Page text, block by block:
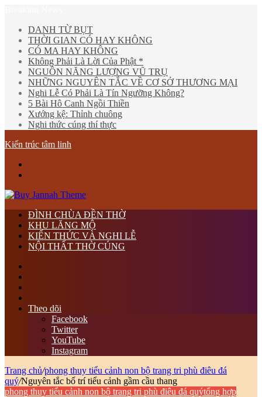
DANH TỪ BỤT
THỜI GIAN CÓ HAY KHÔNG
CÓ MA HAY KHÔNG
Không Phải Là Lời Của Phật *
NGUỒN NĂNG LƯỢNG VŨ TRỤ
NHỮNG NGUYÊN TẮC VỀ CƠ SỞ THƯƠNG MẠI
Nghi Lễ Có Phải Là Tín Ngưỡng Không?
5 Bài Hô Canh Ngồi Thiền
Xướng kệ: Thỉnh chuông
Nghi thức cúng thí thực
Kiến trúc tâm linh
ĐÌNH CHÙA ĐỀN THỜ
KHU LĂNG MỘ
KIẾN THỨC VÀ NGHI LỄ
NỘI THẤT THỜ CÚNG
viết
ngẫu
nhiên
Theo dõi
Facebook
Twitter
YouTube
Instagram
Trang chủ/phong thuy tiểu cảnh non bộ trang tri phù điêu đá
quý/Nguyên tắc bố trí tiểu cảnh gầm cầu thang
phong thuy tiểu cảnh non bộ trang tri phù điêu đá quýtổng hợp